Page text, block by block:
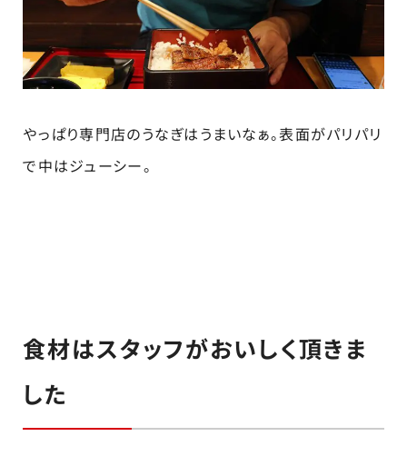
やっぱり専門店のうなぎはうまいなぁ。表面がパリパリ
で中はジューシー。
食材はスタッフがおいしく頂きま
した